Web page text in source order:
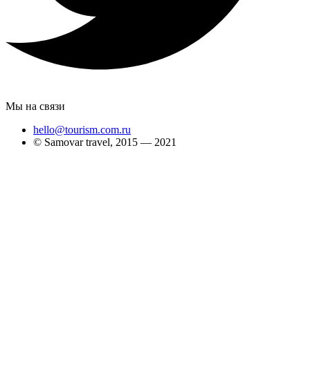
Мы на связи
hello@tourism.com.ru
© Samovar travel, 2015 — 2021